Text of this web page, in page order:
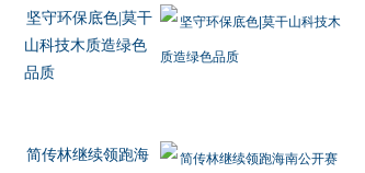
坚守环保底色|莫干
山科技木质造绿色
品质
简传林继续领跑海